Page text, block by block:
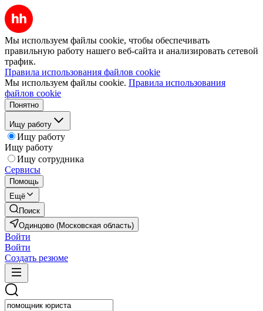
Мы используем файлы cookie, чтобы обеспечивать
правильную работу нашего веб-сайта и анализировать сетевой
трафик.
Правила использования файлов cookie
Мы используем файлы cookie. Правила использования
файлов cookie
Понятно
Ищу работу
Ищу работу
Ищу работу
Ищу сотрудника
Сервисы
Помощь
Ещё
Поиск
Одинцово (Московская область)
Войти
Войти
Создать резюме